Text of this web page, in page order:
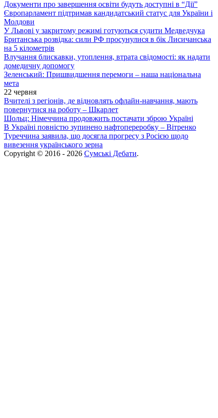
Документи про завершення освіти будуть доступні в “Дії”
Європарламент підтримав кандидатський статус для України і
Молдови
У Львові у закритому режимі готуються судити Медведчука
Британська розвідка: сили РФ просунулися в бік Лисичанська
на 5 кілометрів
Влучання блискавки, утоплення, втрата свідомості: як надати
домедичну допомогу
Зеленський: Пришвидшення перемоги – наша національна
мета
22 червня
Вчителі з регіонів, де відновлять офлайн-навчання, мають
повернутися на роботу – Шкарлет
Шольц: Німеччина продовжить постачати зброю Україні
В Україні повністю зупинено нафтопереробку – Вітренко
Туреччина заявила, що досягла прогресу з Росією щодо
вивезення українського зерна
Copyright © 2016 - 2026 Сумські Дебати.